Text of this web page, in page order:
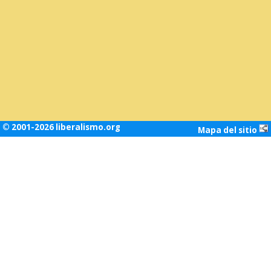
© 2001-2026 liberalismo.org Mapa del sitio